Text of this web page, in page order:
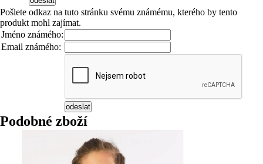
Pošlete odkaz na tuto stránku svému známému, kterého by tento
produkt mohl zajímat.
Jméno známého:
Email známého:
Podobné zboží